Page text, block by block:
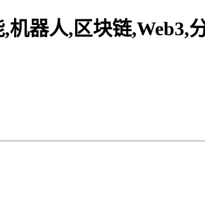
器人,区块链,Web3,